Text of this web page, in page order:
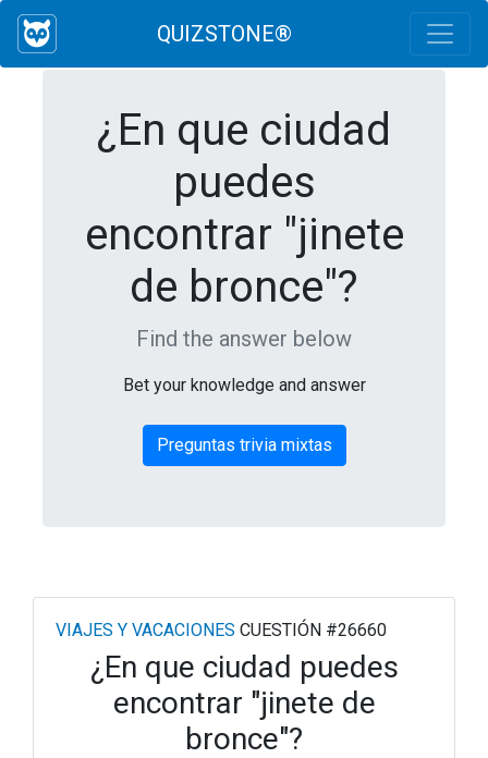
QUIZSTONE®
¿En que ciudad
puedes
encontrar "jinete
de bronce"?
Find the answer below
Bet your knowledge and answer
Preguntas trivia mixtas
VIAJES Y VACACIONES CUESTIÓN #26660
¿En que ciudad puedes
encontrar "jinete de
bronce"?